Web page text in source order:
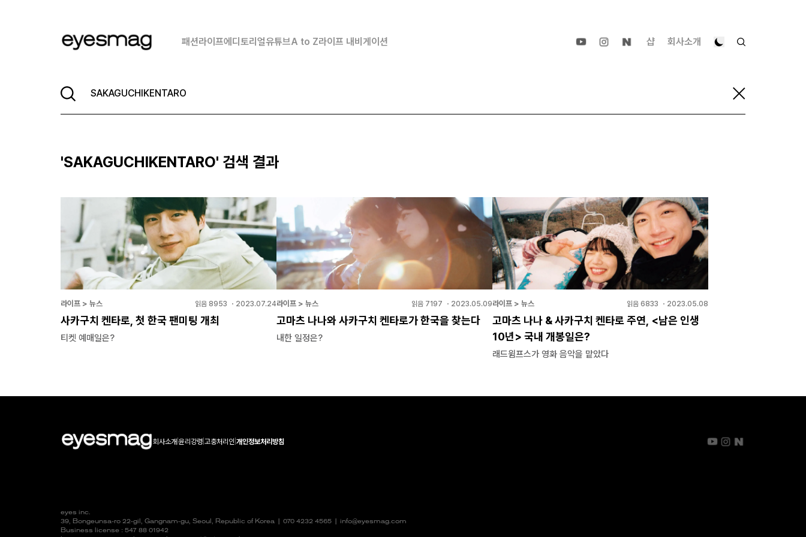
패션라이프에디토리얼유튜브A to Z라이프 내비게이션 샵 회사소개
'SAKAGUCHIKENTARO' 검색 결과
라이프 > 뉴스 읽음 8953 ・ 2023.07.24
사카구치 켄타로, 첫 한국 팬미팅 개최
티켓 예매일은?
라이프 > 뉴스 읽음 7197 ・ 2023.05.09
고마츠 나나와 사카구치 켄타로가 한국을 찾는다
내한 일정은?
라이프 > 뉴스 읽음 6833 ・ 2023.05.08
고마츠 나나 & 사카구치 켄타로 주연, <남은 인생
10년> 국내 개봉일은?
래드윔프스가 영화 음악을 맡았다
회사소개|윤리강령 고충처리인 개인정보처리방침
eyes inc.
39, Bongeunsa-ro 22-gil, Gangnam-gu, Seoul, Republic of Korea | 070 4232 4565
info@eyesmag.com
Business license : 547 88 01942